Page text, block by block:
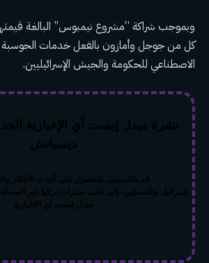
كل من جوجل وأمازون بالفعل خدمات الحوسبة
الاصطناعي للحكومة والجيش الإسرائيليين.
نشرة ميدل إيست آي الإخبارية
ديسباتش
قم بالتسجيل للحصول على أحدث الأفكار
إسرائيل وفلسطين، إلى جانب نشرات تركيا غير
ميدل إيست آي الإخبارية